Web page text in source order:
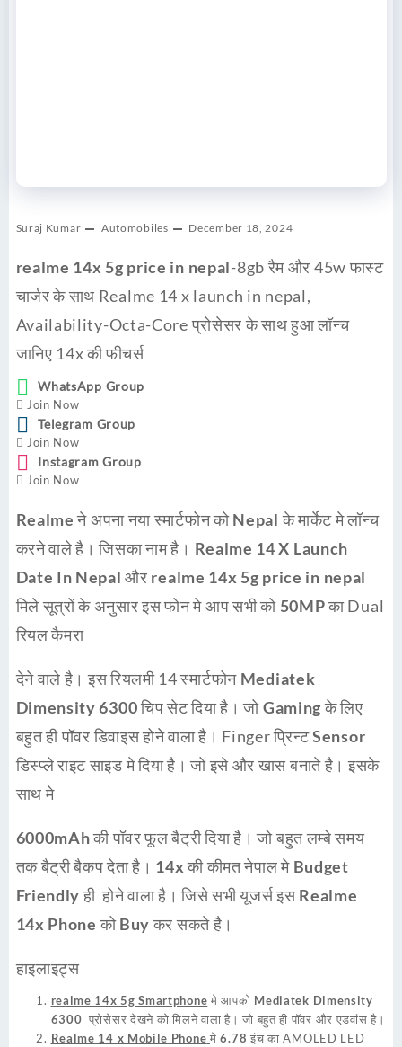
Suraj Kumar Automobiles December 18, 2024
realme 14x 5g price in nepal-8gb रैम और 45w फास्ट
चार्जर के साथ Realme 14 x launch in nepal,
Availability-Octa-Core प्रोसेसर के साथ हुआ लॉन्च
जानिए 14x की फीचर्स
WhatsApp Group
Join Now
Telegram Group
Join Now
Instagram Group
Join Now
Realmeने अपना नया स्मार्टफोन कोNepal केमार्केटमेलॉन्च
करने वाले है। जिसका नाम है। Realme 14 X Launch
Date In Nepal और realme 14x 5g price in nepal
मिले सूत्रों के अनुसार इस फोन मे आप सभी को 50MPका Dual
रियल कैमरा
देने वाले है। इस रियलमी 14 स्मार्टफोन Mediatek
Dimensity 6300चिप सेट दिया है। जोGamingके लिए
बहुत हीपॉवरडिवाइस होने वाला है। Finger प्रिन्टSensor
डिस्प्ले राइट साइड मे दिया है। जो इसे और खास बनाते है। इसके
साथ मे
6000mAhकी पॉवर फूल बैट्री दिया है। जो बहुत लम्बे समय
तक बैट्री बैकप देता है। 14xकी कीमत नेपाल मेBudget
Friendlyही होने वाला है। जिसे सभी यूजर्स इसRealme
14x Phone कोBuyकर सकते है।
हाइलाइट्स
realme 14x 5g Smartphone मे आपको Mediatek Dimensity
6300 प्रोसेसर देखने को मिलने वाला है। जो बहुत ही पॉवर और एडवांस है।
Realme 14 x Mobile Phone मे6.78 इंच का AMOLED LED